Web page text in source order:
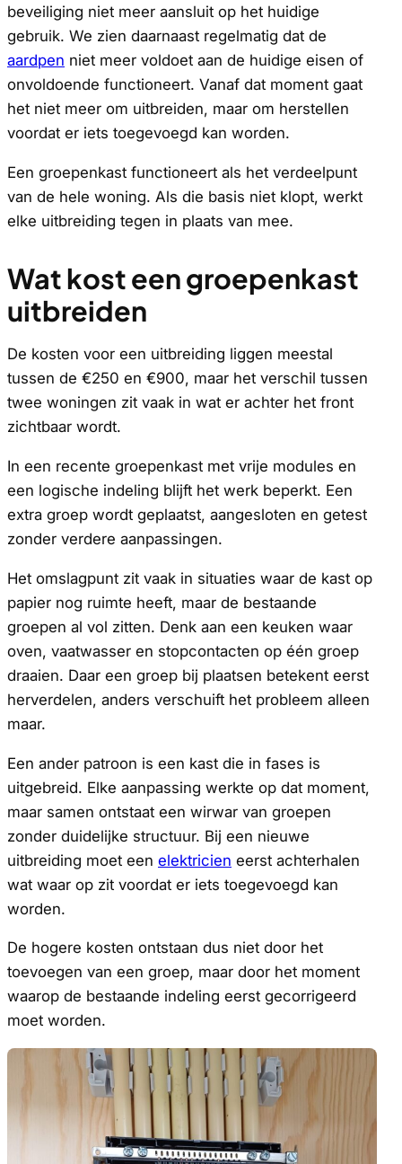
beveiliging niet meer aansluit op het huidige
gebruik. We zien daarnaast regelmatig dat de
aardpen niet meer voldoet aan de huidige eisen of
onvoldoende functioneert. Vanaf dat moment gaat
het niet meer om uitbreiden, maar om herstellen
voordat er iets toegevoegd kan worden.
Een groepenkast functioneert als het verdeelpunt
van de hele woning. Als die basis niet klopt, werkt
elke uitbreiding tegen in plaats van mee.
Wat kost een groepenkast
uitbreiden
De kosten voor een uitbreiding liggen meestal
tussen de €250 en €900, maar het verschil tussen
twee woningen zit vaak in wat er achter het front
zichtbaar wordt.
In een recente groepenkast met vrije modules en
een logische indeling blijft het werk beperkt. Een
extra groep wordt geplaatst, aangesloten en getest
zonder verdere aanpassingen.
Het omslagpunt zit vaak in situaties waar de kast op
papier nog ruimte heeft, maar de bestaande
groepen al vol zitten. Denk aan een keuken waar
oven, vaatwasser en stopcontacten op één groep
draaien. Daar een groep bij plaatsen betekent eerst
herverdelen, anders verschuift het probleem alleen
maar.
Een ander patroon is een kast die in fases is
uitgebreid. Elke aanpassing werkte op dat moment,
maar samen ontstaat een wirwar van groepen
zonder duidelijke structuur. Bij een nieuwe
uitbreiding moet een elektricien eerst achterhalen
wat waar op zit voordat er iets toegevoegd kan
worden.
De hogere kosten ontstaan dus niet door het
toevoegen van een groep, maar door het moment
waarop de bestaande indeling eerst gecorrigeerd
moet worden.